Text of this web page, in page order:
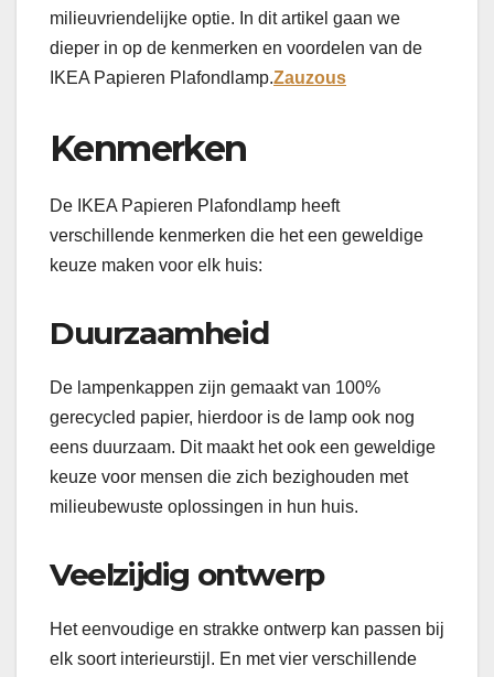
milieuvriendelijke optie. In dit artikel gaan we
dieper in op de kenmerken en voordelen van de
IKEA Papieren Plafondlamp.Zauzous
Kenmerken
De IKEA Papieren Plafondlamp heeft
verschillende kenmerken die het een geweldige
keuze maken voor elk huis:
Duurzaamheid
De lampenkappen zijn gemaakt van 100%
gerecycled papier, hierdoor is de lamp ook nog
eens duurzaam. Dit maakt het ook een geweldige
keuze voor mensen die zich bezighouden met
milieubewuste oplossingen in hun huis.
Veelzijdig ontwerp
Het eenvoudige en strakke ontwerp kan passen bij
elk soort interieurstijl. En met vier verschillende